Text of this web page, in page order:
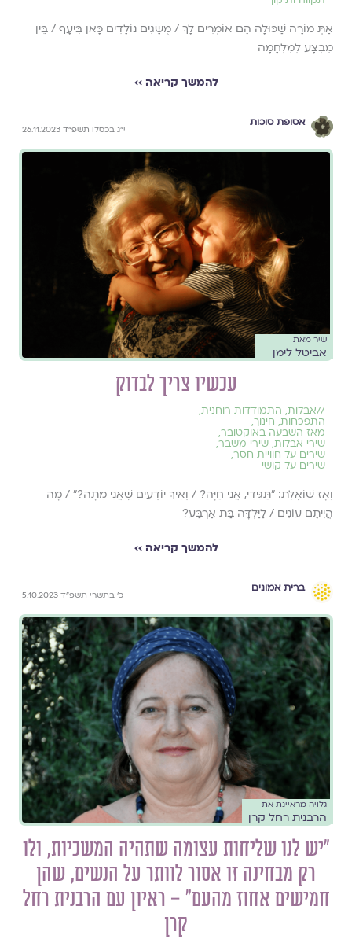
אַתְּ מוֹרָה שַׁכּוּלָה הֵם אוֹמְרִים לָךְ / מֻשָּׂגִים נוֹלָדִים כָּאן בִּיעָף / בֵּין
מִבְצָע לְמִלְחָמָה
להמשך קריאה ››
אסופת סוכות
י״ג בכסלו תשפ״ד 26.11.2023
שיר מאת
אביטל לימן
עכשיו צריך לבדוק
//אבלות, התמודדות רוחנית,
התפכחות, חינוך,
מאז השבעה באוקטובר,
שירי אבלות, שירי משבר,
שירים על חוויית חסר,
שירים על קושי
וְאָז שׁוֹאֶלֶת: "תַּגִּידִי, אֲנִי חַיָּה? / וְאֵיךְ יוֹדְעִים שֶׁאֲנִי מֵתָה?" / מָה
הֲיִיתֶם עוֹנִים / לַיַּלְדָּה בַּת אַרְבַּע?
להמשך קריאה ››
ברית אמונים
כ׳ בתשרי תשפ״ד 5.10.2023
גלויה מראיינת את
הרבנית רחל קרן
״יש לנו שליחות עצומה שתהיה המשכיות, ולו
רק מבחינה זו אסור לוותר על הנשים, שהן
חמישים אחוז מהעם״ – ראיון עם הרבנית רחל
קרן